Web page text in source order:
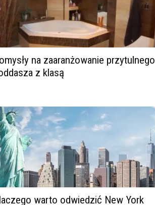
na zaaranżowanie przytulnego
z klasą
warto odwiedzić New York